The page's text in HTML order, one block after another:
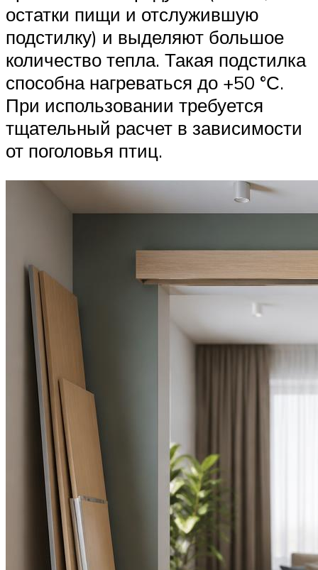
остатки пищи и отслужившую
подстилку) и выделяют большое
количество тепла. Такая подстилка
способна нагреваться до +50 °С.
При использовании требуется
тщательный расчет в зависимости
от поголовья птиц.